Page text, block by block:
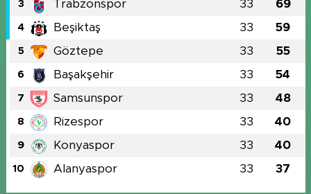
3 Trabzonspor 33 69
4 Beşiktaş 33 59
5 Göztepe 33 55
6 Başakşehir 33 54
7 Samsunspor 33 48
8 Rizespor 33 40
9 Konyaspor 33 40
10 Alanyaspor 33 37